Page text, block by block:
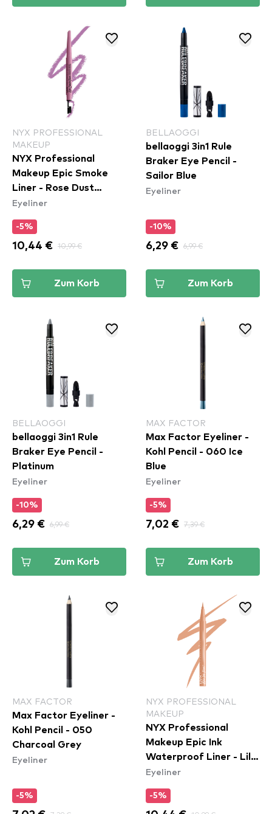
NYX PROFESSIONAL
MAKEUP
NYX Professional
Makeup Epic Smoke
Liner - Rose Dust
(ESL04)
Eyeliner
-5%
10,44 € 10,99 €
Zum Korb
BELLAOGGI
bellaoggi 3in1 Rule
Braker Eye Pencil -
Sailor Blue
Eyeliner
-10%
6,29 € 6,99 €
Zum Korb
BELLAOGGI
bellaoggi 3in1 Rule
Braker Eye Pencil -
Platinum
Eyeliner
-10%
6,29 € 6,99 €
Zum Korb
MAX FACTOR
Max Factor Eyeliner -
Kohl Pencil - 060 Ice
Blue
Eyeliner
-5%
7,02 € 7,39 €
Zum Korb
MAX FACTOR
Max Factor Eyeliner -
Kohl Pencil - 050
Charcoal Grey
Eyeliner
-5%
NYX PROFESSIONAL
MAKEUP
NYX Professional
Makeup Epic Ink
Waterproof Liner - Lil
Toasty
Eyeliner
-5%